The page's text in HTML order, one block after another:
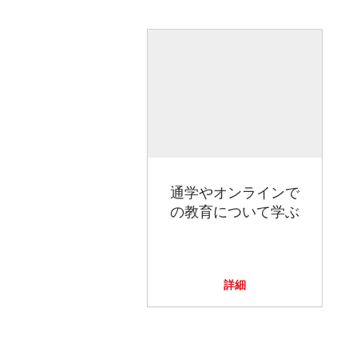
通学やオンラインで
の教育について学ぶ
詳細